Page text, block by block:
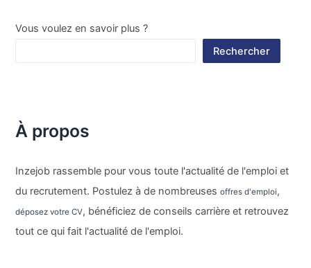
Vous voulez en savoir plus ?
Rechercher
À propos
Inzejob rassemble pour vous toute l'actualité de l'emploi et
du recrutement. Postulez à de nombreusesoffres d'emploi,
déposez votre CV, bénéficiez de conseils carrière et retrouvez
tout ce qui fait l'actualité de l'emploi.